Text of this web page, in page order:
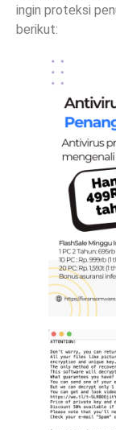
ingin proteksi
berikut: